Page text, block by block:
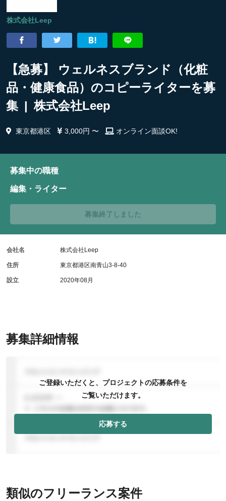
株式会社Leep
【急募】 ウェルネスブランド（化粧
品・健康食品）のコピーライターを募
集 | 株式会社Leep
東京都港区 3,000円 〜 オンライン面談OK!
募集詳細情報
ご登録いただくと、プロジェクトの応募条件を
ご覧いただけます。
応募する
募集中の職種
編集・ライター
募集終了しました
会社名 株式会社Leep
住所 東京都港区南青山3-8-40
設立 2020年08月
類似のフリーランス案件